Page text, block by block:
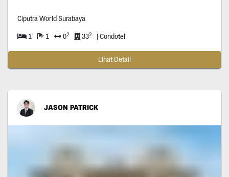
Ciputra World Surabaya
1 1 02 332 | Condotel
Lihat Detail
JASON PATRICK